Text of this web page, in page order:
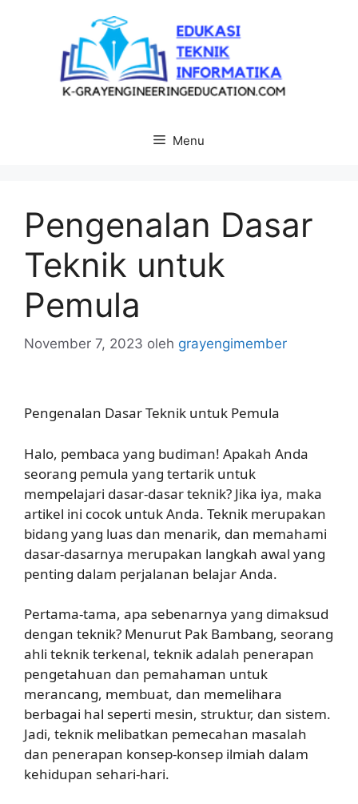
Menu
Pengenalan Dasar
Teknik untuk
Pemula
November 7, 2023 oleh grayengimember
Pengenalan Dasar Teknik untuk Pemula
Halo, pembaca yang budiman! Apakah Anda
seorang pemula yang tertarik untuk
mempelajari dasar-dasar teknik? Jika iya, maka
artikel ini cocok untuk Anda. Teknik merupakan
bidang yang luas dan menarik, dan memahami
dasar-dasarnya merupakan langkah awal yang
penting dalam perjalanan belajar Anda.
Pertama-tama, apa sebenarnya yang dimaksud
dengan teknik? Menurut Pak Bambang, seorang
ahli teknik terkenal, teknik adalah penerapan
pengetahuan dan pemahaman untuk
merancang, membuat, dan memelihara
berbagai hal seperti mesin, struktur, dan sistem.
Jadi, teknik melibatkan pemecahan masalah
dan penerapan konsep-konsep ilmiah dalam
kehidupan sehari-hari.